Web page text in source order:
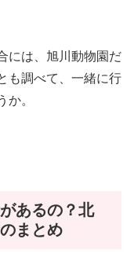
には、旭川動物園だ
も調べて、一緒に行
か。
あるの？北
まとめ